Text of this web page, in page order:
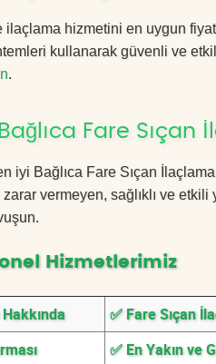
ilaçlama hizmetini en uygun
kullanarak güvenli ve
.
Fare Sıçan
iyi Bağlıca Fare Sıçan
vermeyen, sağlıklı ve etkili
Hizmetlerimiz
✅ Fare Sıçan
✅ En Yakın ve